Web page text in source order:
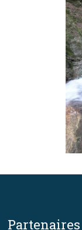
Partenaires